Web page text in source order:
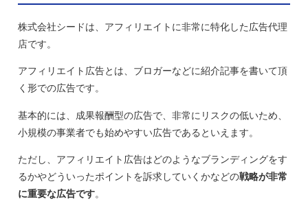
株式会社シードは、アフィリエイトに非常に特化した広告代理
店です。
アフィリエイト広告とは、ブロガーなどに紹介記事を書いて頂
く形での広告です。
基本的には、成果報酬型の広告で、非常にリスクの低いため、
小規模の事業者でも始めやすい広告であるといえます。
ただし、アフィリエイト広告はどのようなブランディングをす
るかやどういったポイントを訴求していくかなどの戦略が非常
に重要な広告です。